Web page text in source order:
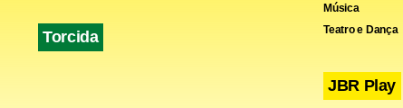
Torcida
Música
Teatro e Dança
JBR Play